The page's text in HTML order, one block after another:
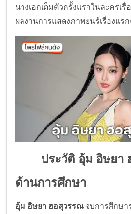
นางเอกเต็มตัวครั้งแรกในละครเรื่
ผลงานการแสดงภาพยนร์เรื่องแร
ประวัติ อุ้ม อิษยา
ด้านการศึกษา
อุ้ม อิษยา ฮอสุวรรณ จบการศึกษา